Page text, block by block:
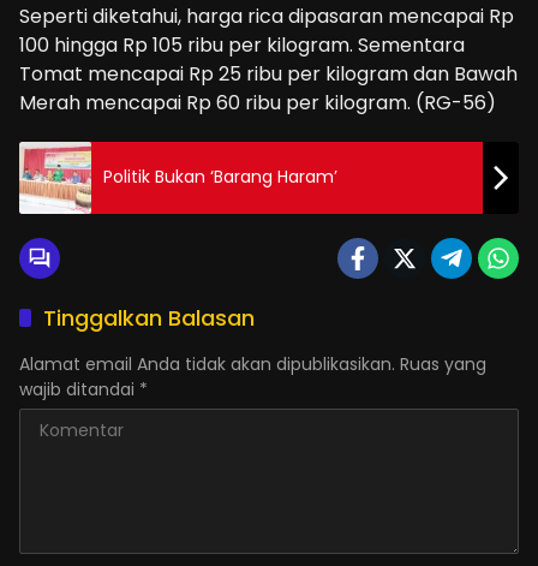
Seperti diketahui, harga rica dipasaran mencapai Rp
100 hingga Rp 105 ribu per kilogram. Sementara
Tomat mencapai Rp 25 ribu per kilogram dan Bawah
Merah mencapai Rp 60 ribu per kilogram. (RG-56)
Politik Bukan ‘Barang Haram’
Tinggalkan Balasan
Alamat email Anda tidak akan dipublikasikan. Ruas yang
wajib ditandai *